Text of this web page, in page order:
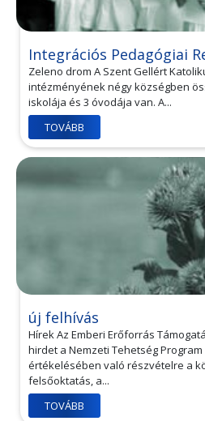
Integrációs Pedagógiai
Zeleno drom A Szent Gellért
intézményének négy községben
iskolája és 3 óvodája van. A...
TOVÁBB
új felhívás
Hírek Az Emberi Erőforrás
hirdet a Nemzeti Tehetség
értékelésében való részvételre a
felsőoktatás, a...
TOVÁBB